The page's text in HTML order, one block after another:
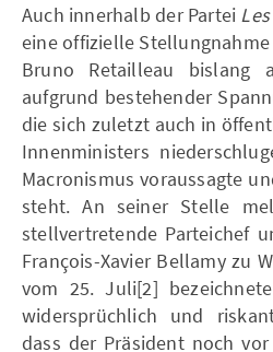
Auch innerhalb der Partei
eine offizielle
Bruno Retailleau bislang
aufgrund bestehender
die sich zuletzt auch in
Innenministers
Macronismus voraussagte
steht. An seiner Stelle
stellvertretende Parteichef
François-Xavier Bellamy zu
vom 25. Juli[2]
widersprüchlich und
dass der Präsident noch